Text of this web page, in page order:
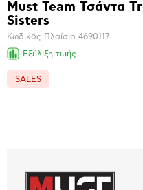
Βασικά
χαρακτηριστικά
Must Team Τσάντα
Sisters
Κωδικός Πλαίσιο 4690117
Εξέλιξη τιμής
SALES